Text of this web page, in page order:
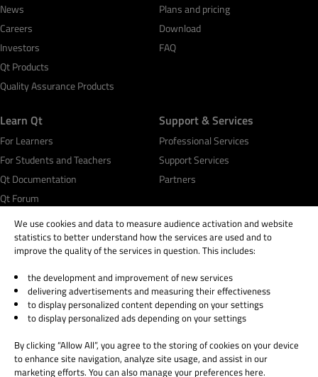
News
Careers
Investors
Qt Products
Quality Assurance Products
Plans and pricing
Download
FAQ
Learn Qt
For Learners
For Students and Teachers
Qt Documentation
Qt Forum
Support & Services
Professional Services
Support Services
Partners
© 2026 The Qt Company
Legal Notice
Privacy and Cookie Policy
Trust Center
Cookie Settings
We use cookies and data to measure audience activation and website
statistics to better understand how the services are used and to
improve the quality of the services in question. This includes:
the development and improvement of new services
delivering advertisements and measuring their effectiveness
to display personalized content depending on your settings
to display personalized ads depending on your settings
By clicking “Allow All”, you agree to the storing of cookies on your device
to enhance site navigation, analyze site usage, and assist in our
marketing efforts. You can also manage your preferences here.